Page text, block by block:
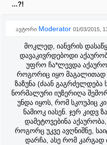
...?!
ავტორი Moderator 01/03/2015,
მოკლედ, იანვრის
დავაკივრდებოდი
უფრო ჩა*ლევდა
როგორიც იყო მაგალითად
ზაზუნა (ძაან გაგრძელდება
ნორმალური იუზერიღა
უნდა იყოს, რომ სკოუპიც
ნამიოკ იასენ. ჯერ კიდვ
დამეტოვებინა
როგორც უკვე ავღნიშნე,
დარჩა, ასე რომ